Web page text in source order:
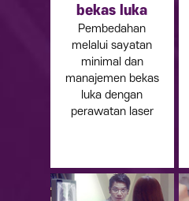
bekas luka
Pembedahan
melalui sayatan
minimal dan
manajemen bekas
luka dengan
perawatan laser